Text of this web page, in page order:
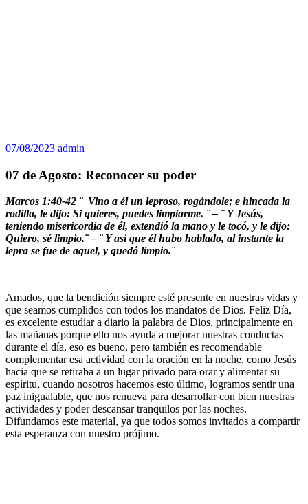
07/08/2023 admin
07 de Agosto: Reconocer su poder
Marcos 1:40-42 ¨ Vino a él un leproso, rogándole; e hincada la
rodilla, le dijo: Si quieres, puedes limpiarme. ¨ – ¨ Y Jesús,
teniendo misericordia de él, extendió la mano y le tocó, y le dijo:
Quiero, sé limpio.¨ – ¨ Y así que él hubo hablado, al instante la
lepra se fue de aquel, y quedó limpio.¨
Amados, que la bendición siempre esté presente en nuestras vidas y
que seamos cumplidos con todos los mandatos de Dios. Feliz Día,
es excelente estudiar a diario la palabra de Dios, principalmente en
las mañanas porque ello nos ayuda a mejorar nuestras conductas
durante el día, eso es bueno, pero también es recomendable
complementar esa actividad con la oración en la noche, como Jesús
hacia que se retiraba a un lugar privado para orar y alimentar su
espíritu, cuando nosotros hacemos esto último, logramos sentir una
paz inigualable, que nos renueva para desarrollar con bien nuestras
actividades y poder descansar tranquilos por las noches.
Difundamos este material, ya que todos somos invitados a compartir
esta esperanza con nuestro prójimo.